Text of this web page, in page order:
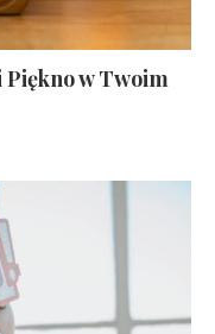
w Twoim